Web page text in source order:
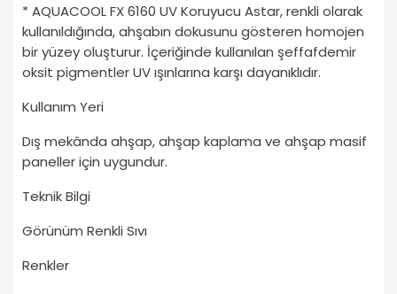
* AQUACOOL FX 6160 UV Koruyucu Astar, renkli olarak
kullanıldığında, ahşabın dokusunu gösteren homojen
bir yüzey oluşturur. İçeriğinde kullanılan şeffafdemir
oksit pigmentler UV ışınlarına karşı dayanıklıdır.
Kullanım Yeri
Dış mekânda ahşap, ahşap kaplama ve ahşap masif
paneller için uygundur.
Teknik Bilgi
Görünüm Renkli Sıvı
Renkler